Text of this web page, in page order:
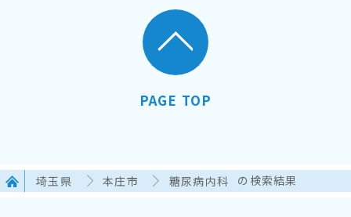
PAGE TOP
埼玉県 本庄市 糖尿病内科 の検索結果